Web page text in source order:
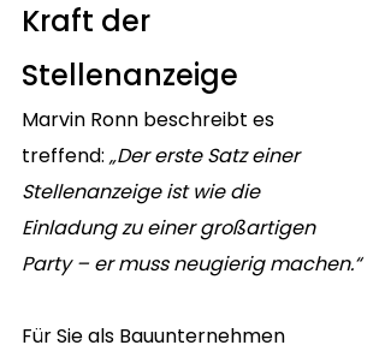
Kraft der
Stellenanzeige
Marvin Ronn beschreibt es
treffend: „Der erste Satz einer
Stellenanzeige ist wie die
Einladung zu einer großartigen
Party – er muss neugierig machen.“
Für Sie als Bauunternehmen